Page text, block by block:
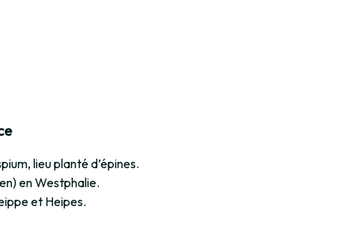
lieu planté d’épines.
en Westphalie.
et Heipes.